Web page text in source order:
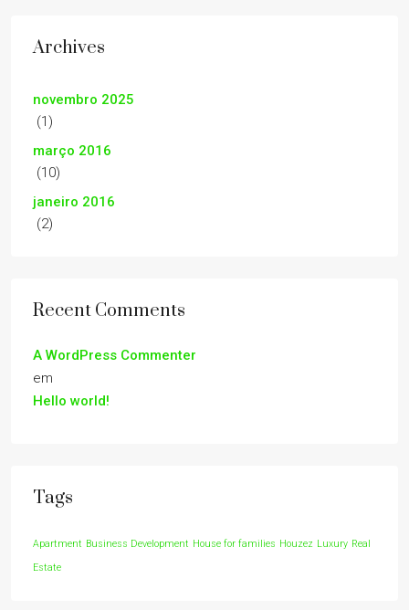
Archives
novembro 2025
(1)
março 2016
(10)
janeiro 2016
(2)
Recent Comments
A WordPress Commenter
em
Hello world!
Tags
Apartment Business Development House for families Houzez Luxury Real
Estate